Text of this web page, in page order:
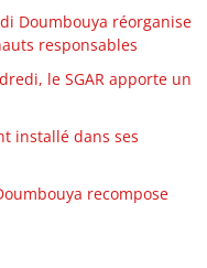
Doumbouya réorganise
responsables
le SGAR apporte un
installé dans ses
recompose